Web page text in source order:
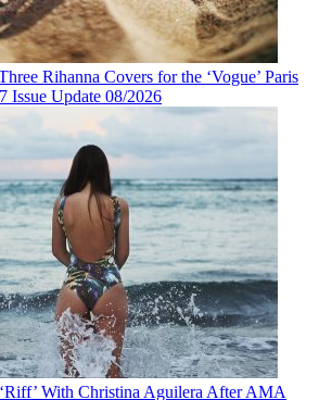
Rihanna Covers for the ‘Vogue’ Paris
Issue Update 08/2026
With Christina Aguilera After AMA